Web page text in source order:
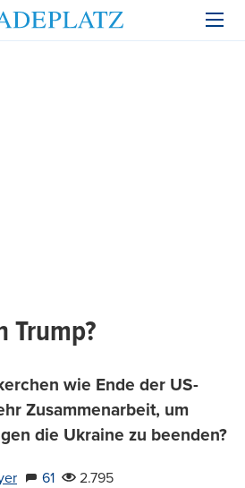
Trump?
wie Ende der US-
Zusammenarbeit, um
die Ukraine zu beenden?
61
2.795